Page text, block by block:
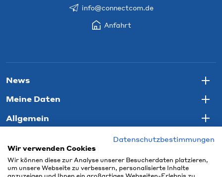
info@connectcom.de
Anfahrt
News
Meine Daten
Allgemein
Datenschutzbestimmungen
Wir verwenden Cookies
Wir können diese zur Analyse unserer Besucherdaten platzieren,
um unsere Webseite zu verbessern, personalisierte Inhalte